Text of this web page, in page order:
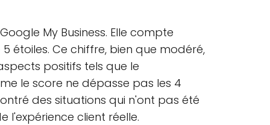
My Business. Elle compte
étoiles. Ce chiffre, bien que modéré,
positifs tels que le
le score ne dépasse pas les 4
des situations qui n'ont pas été
l'expérience client réelle.